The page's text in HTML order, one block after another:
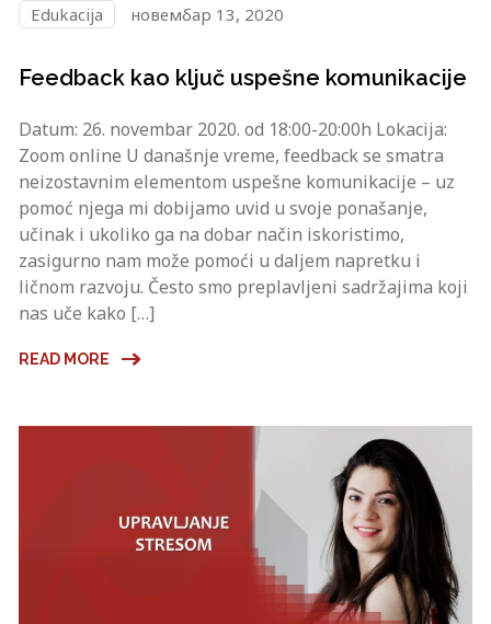
Edukacija новембар 13, 2020
Feedback kao ključ uspešne komunikacije
Datum: 26. novembar 2020. od 18:00-20:00h Lokacija:
Zoom online U današnje vreme, feedback se smatra
neizostavnim elementom uspešne komunikacije – uz
pomoć njega mi dobijamo uvid u svoje ponašanje,
učinak i ukoliko ga na dobar način iskoristimo,
zasigurno nam može pomoći u daljem napretku i
ličnom razvoju. Često smo preplavljeni sadržajima koji
nas uče kako […]
READ MORE